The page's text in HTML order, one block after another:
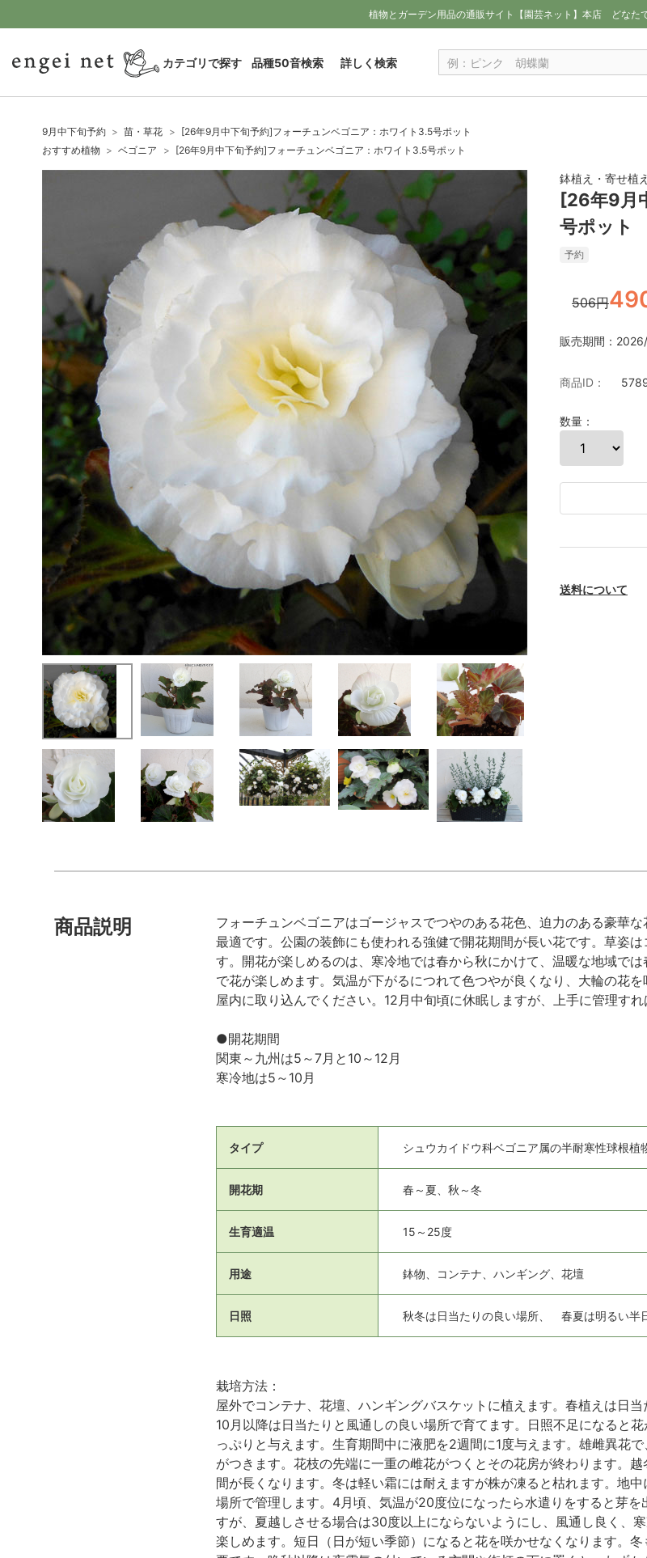
植物とガーデン用品の通販サイト【園芸ネット】本店 どなた
カテゴリで探す 品種50音検索 詳しく検索
9月中下旬予約 苗・草花
[26年9月中下旬予約]フォーチュンベゴニア：ホワイト3.5号ポット
おすすめ植物
ベゴニア [26年9月中下旬予約]フォーチュンベゴニア：ホワイト3.5号ポット
鉢植え・寄せ植
[26年9月
号ポット
予約
506円
販売期間：
商品ID：
数量：
送料について
商品説明
フォーチュンベゴニアはゴージャスでつやのある花色、迫力のある豪華
最適です。公園の装飾にも使われる強健で開花期間が長い花です。草姿
す。開花が楽しめるのは、寒冷地では春から秋にかけて、温暖な地域で
で花が楽しめます。気温が下がるにつれて色つやが良くなり、大輪の花
屋内に取り込んでください。12月中旬頃に休眠しますが、上手に管理す
●開花期間
関東～九州は5～7月と10～12月
寒冷地は5～10月
タイプ シュウカイドウ科ベゴニア属の半耐寒性球根植
開花期 春～夏、秋～冬
生育適温 15～25度
用途 鉢物、コンテナ、ハンギング、花壇
日照 秋冬は日当たりの良い場所、 春夏は明るい半
栽培方法：
屋外でコンテナ、花壇、ハンギングバスケットに植えます。春植えは日
10月以降は日当たりと風通しの良い場所で育てます。日照不足になると
っぷりと与えます。生育期間中に液肥を2週間に1度与えます。雄雌異花
がつきます。花枝の先端に一重の雌花がつくとその花房が終わります。
間が長くなります。冬は軽い霜には耐えますが株が凍ると枯れます。地
場所で管理します。4月頃、気温が20度位になったら水遣りをすると芽
すが、夏越しさせる場合は30度以上にならないようにし、風通し良く、
楽しめます。短日（日が短い季節）になると花を咲かせなくなります。